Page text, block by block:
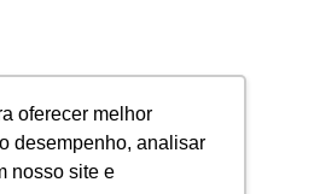
oferecer melhor
desempenho, analisar
nosso site e